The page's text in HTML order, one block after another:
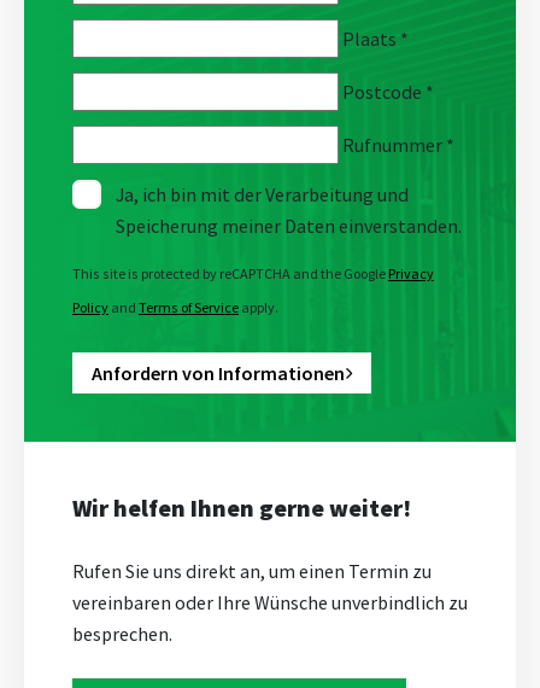
Plaats *
Postcode *
Rufnummer *
Ja, ich bin mit der Verarbeitung und
Speicherung meiner Daten einverstanden.
This site is protected by reCAPTCHA and the Google Privacy
Policy and Terms of Service apply.
Anfordern von Informationen
Wir helfen Ihnen gerne weiter!
Rufen Sie uns direkt an, um einen Termin zu
vereinbaren oder Ihre Wünsche unverbindlich zu
besprechen.